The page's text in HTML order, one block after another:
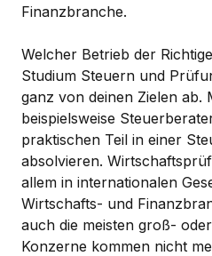
Finanzbranche.
Welcher Betrieb der
Studium Steuern und
ganz von deinen Zielen ab.
beispielsweise
praktischen Teil in einer
absolvieren.
allem in internationalen
Wirtschafts- und
auch die meisten groß-
Konzerne kommen nicht